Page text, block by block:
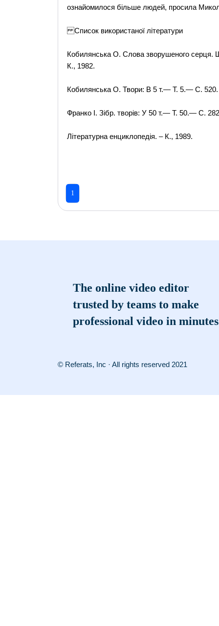
ознайомилося більше людей, просила
Список використаної літератури
Кобилянська О. Слова зворушеного серця.
К., 1982.
Кобилянська О. Твори: В 5 т.— Т. 5.— С. 520.
Франко І. Зібр. творів: У 50 т.— Т. 50.— С.
Літературна енциклопедія. – К., 1989.
1
The online video editor
trusted by teams to make
professional video in minutes
© Referats, Inc · All rights reserved 2021